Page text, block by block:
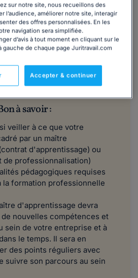
pour l'accompagner
long de son apprentissage ou de
à savoir :
veiller à ce que votre
par un maître
d'apprentissage) ou
de professionnalisation)
pédagogiques requises
la formation professionnelle
d'apprentissage devra
nouvelles compétences et
sein de votre entreprise et à
le temps. Il sera en
des points réguliers avec
suivre son parcours au sein
sur notre site, nous recueillons des
l’audience, améliorer notre site, interagir
des offres personnalisées. En les
navigation sera simplifiée.
d’avis à tout moment en cliquant sur le
gauche de chaque page Juritravail.com
Accepter & continuer